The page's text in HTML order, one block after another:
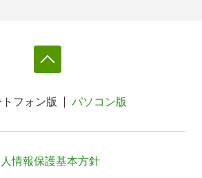
フォン版 パソコン版
情報保護基本方針